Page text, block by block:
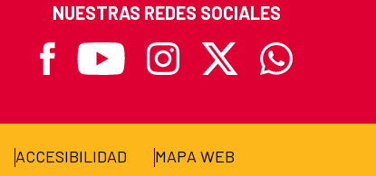
NUESTRAS REDES SOCIALES
Facebook
Youtube Instagram
X Whatsapp
ACCESIBILIDAD MAPA WEB